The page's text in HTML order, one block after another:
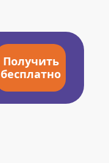
Получить
бесплатно